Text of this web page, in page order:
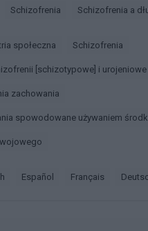
Schizofrenia Schizofrenia a
społeczna Schizofrenia
[schizotypowe] i urojeniowe
zachowania
spowodowane używaniem
español français